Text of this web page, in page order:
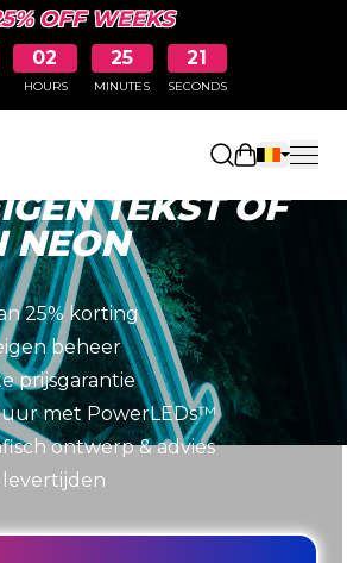
OFF WEEKS
02
HOURS
25
MINUTES
19
SECONDS
en betaalbaar
TEKST OF
NEON
25% korting
beheer
prijsgarantie
met PowerLEDs™
ontwerp & advies
levertijden